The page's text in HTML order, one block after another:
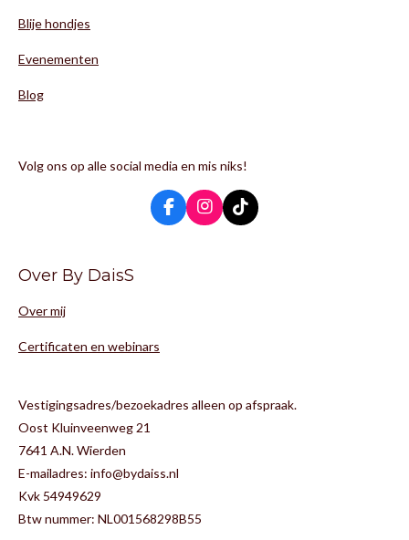
Blije hondjes
Evenementen
Blog
Volg ons op alle social media en mis niks!
F
a
I
n
T
i
Over By DaisS
Over mij
Certificaten en webinars
Vestigingsadres/bezoekadres alleen op afspraak.
Oost Kluinveenweg 21
7641 A.N. Wierden
E-mailadres: info@bydaiss.nl
Kvk 54949629
Btw nummer: NL001568298B55